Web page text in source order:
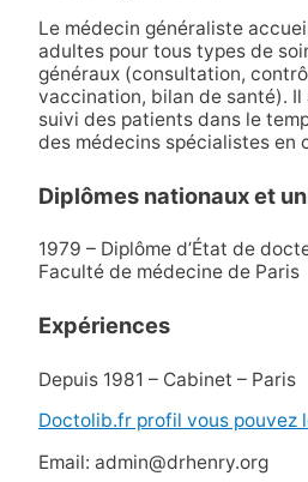
Le médecin généraliste
adultes pour tous types de
généraux (consultation,
vaccination, bilan de santé). Il
suivi des patients dans le
des médecins spécialistes en
Diplômes nationaux et
1979 – Diplôme d’État de
Faculté de médecine de Paris
Expériences
Depuis 1981 – Cabinet – Paris
Doctolib.fr profil vous pouvez
Email: admin@drhenry.org